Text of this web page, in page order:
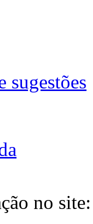
sugestões
no